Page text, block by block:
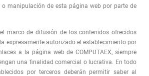
manipulación de esta página web por parte de
marco de difusión de los contenidos ofrecidos
expresamente autorizado el establecimiento por
a la página web de COMPUTAEX, siempre
una finalidad comercial o lucrativa. En todo
por terceros deberán permitir saber al